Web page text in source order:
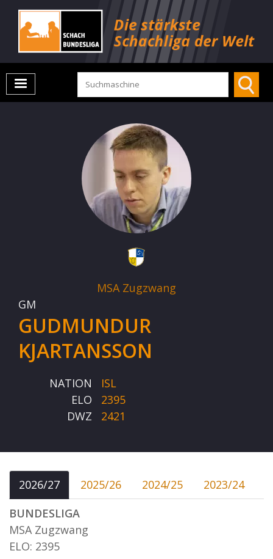
MSA Zugzwang
GM
GUDMUNDUR
KJARTANSSON
NATION
ISL
ELO
2395
DWZ
2421
2026/27 2025/26 2024/25
2023/24
BUNDESLIGA
MSA Zugzwang
ELO: 2395